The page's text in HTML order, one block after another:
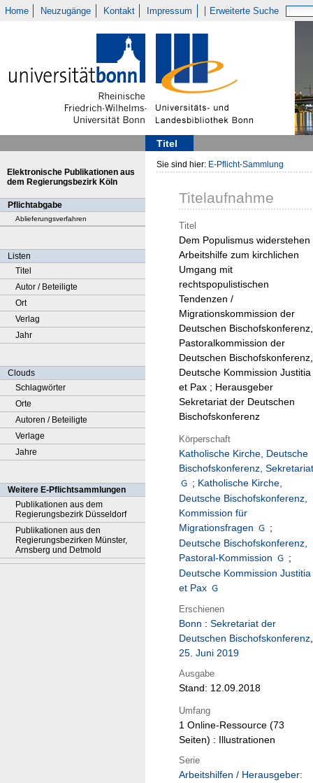
Home Neuzugänge Kontakt Impressum Erweiterte Suche
Titel
Elektronische Publikationen aus
dem Regierungsbezirk Köln
Pflichtabgabe
Ablieferungsverfahren
Listen
Titel
Autor / Beteiligte
Ort
Verlag
Jahr
Clouds
Schlagwörter
Orte
Autoren / Beteiligte
Verlage
Jahre
Weitere E-Pflichtsammlungen
Publikationen aus dem
Regierungsbezirk Düsseldorf
Publikationen aus den
Regierungsbezirken Münster,
Arnsberg und Detmold
Sie sind hier: E-Pflicht-Sammlung
Titelaufnahme
Titel
Dem Populismus widerstehen
Arbeitshilfe zum kirchlichen
Umgang mit
rechtspopulistischen
Tendenzen /
Migrationskommission der
Deutschen Bischofskonferenz,
Pastoralkommission der
Deutschen Bischofskonferenz,
Deutsche Kommission Justitia
et Pax ; Herausgeber
Sekretariat der Deutschen
Bischofskonferenz
Körperschaft
Katholische Kirche, Deutsche
Bischofskonferenz, Sekretariat
; Katholische Kirche,
Deutsche Bischofskonferenz,
Kommission für
Migrationsfragen
;
Deutsche Bischofskonferenz,
Pastoral-Kommission
;
Deutsche Kommission Justitia
et Pax
Erschienen
Bonn : Sekretariat der
Deutschen Bischofskonferenz,
25. Juni 2019
Ausgabe
Stand: 12.09.2018
Umfang
1 Online-Ressource (73
Seiten) : Illustrationen
Serie
Arbeitshilfen / Herausgeber: